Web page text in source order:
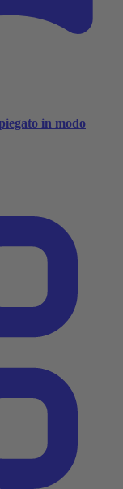
in modo